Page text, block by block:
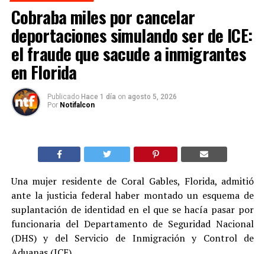
Cobraba miles por cancelar
deportaciones simulando ser de ICE:
el fraude que sacude a inmigrantes
en Florida
Publicado Hace 1 día on agosto 5, 2026
Por Notifalcon
Una mujer residente de Coral Gables, Florida, admitió
ante la justicia federal haber montado un esquema de
suplantación de identidad en el que se hacía pasar por
funcionaria del Departamento de Seguridad Nacional
(DHS) y del Servicio de Inmigración y Control de